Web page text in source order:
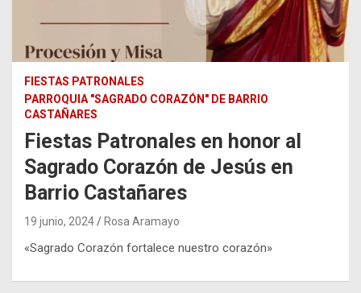
FIESTAS PATRONALES
PARROQUIA "SAGRADO CORAZÓN" DE BARRIO
CASTAÑARES
Fiestas Patronales en honor al
Sagrado Corazón de Jesús en
Barrio Castañares
19 junio, 2024 Rosa Aramayo
«Sagrado Corazón fortalece nuestro corazón»